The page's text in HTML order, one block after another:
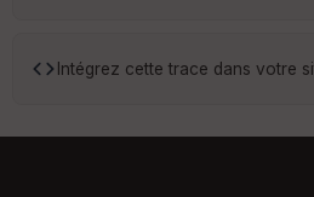
Intégrez cette trace dans votre